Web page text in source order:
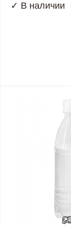
✓ В наличии